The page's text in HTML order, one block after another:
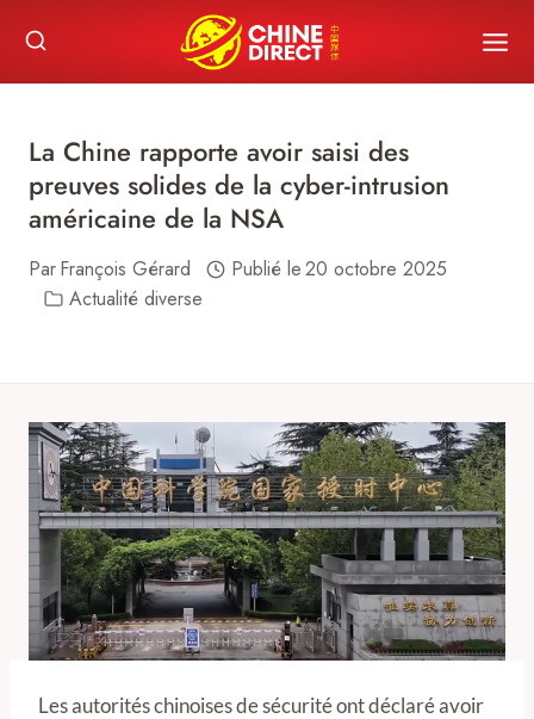
content
La Chine rapporte avoir saisi des
preuves solides de la cyber-intrusion
américaine de la NSA
ParFrançois Gérard Publié le20 octobre 2025
Actualité diverse
Les autorités chinoises de sécurité ont déclaré avoir